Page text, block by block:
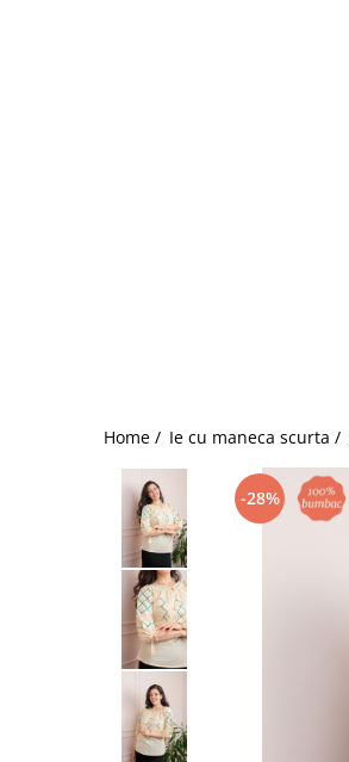
Home / Ie cu maneca scurta /
-28%